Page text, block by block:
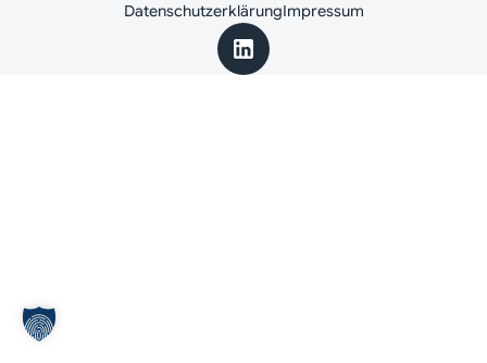
DatenschutzerklärungImpressum